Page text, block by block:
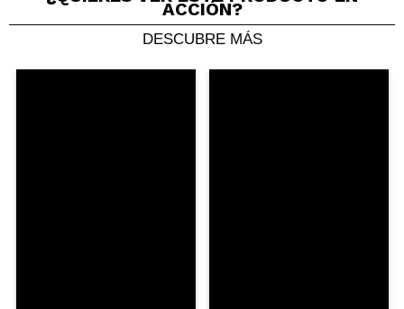
ACCIÓN?
DESCUBRE MÁS